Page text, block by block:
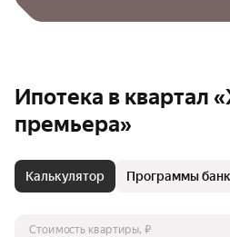
Ипотека в квартал
премьера»
Калькулятор Программы
Стоимость квартиры, ₽